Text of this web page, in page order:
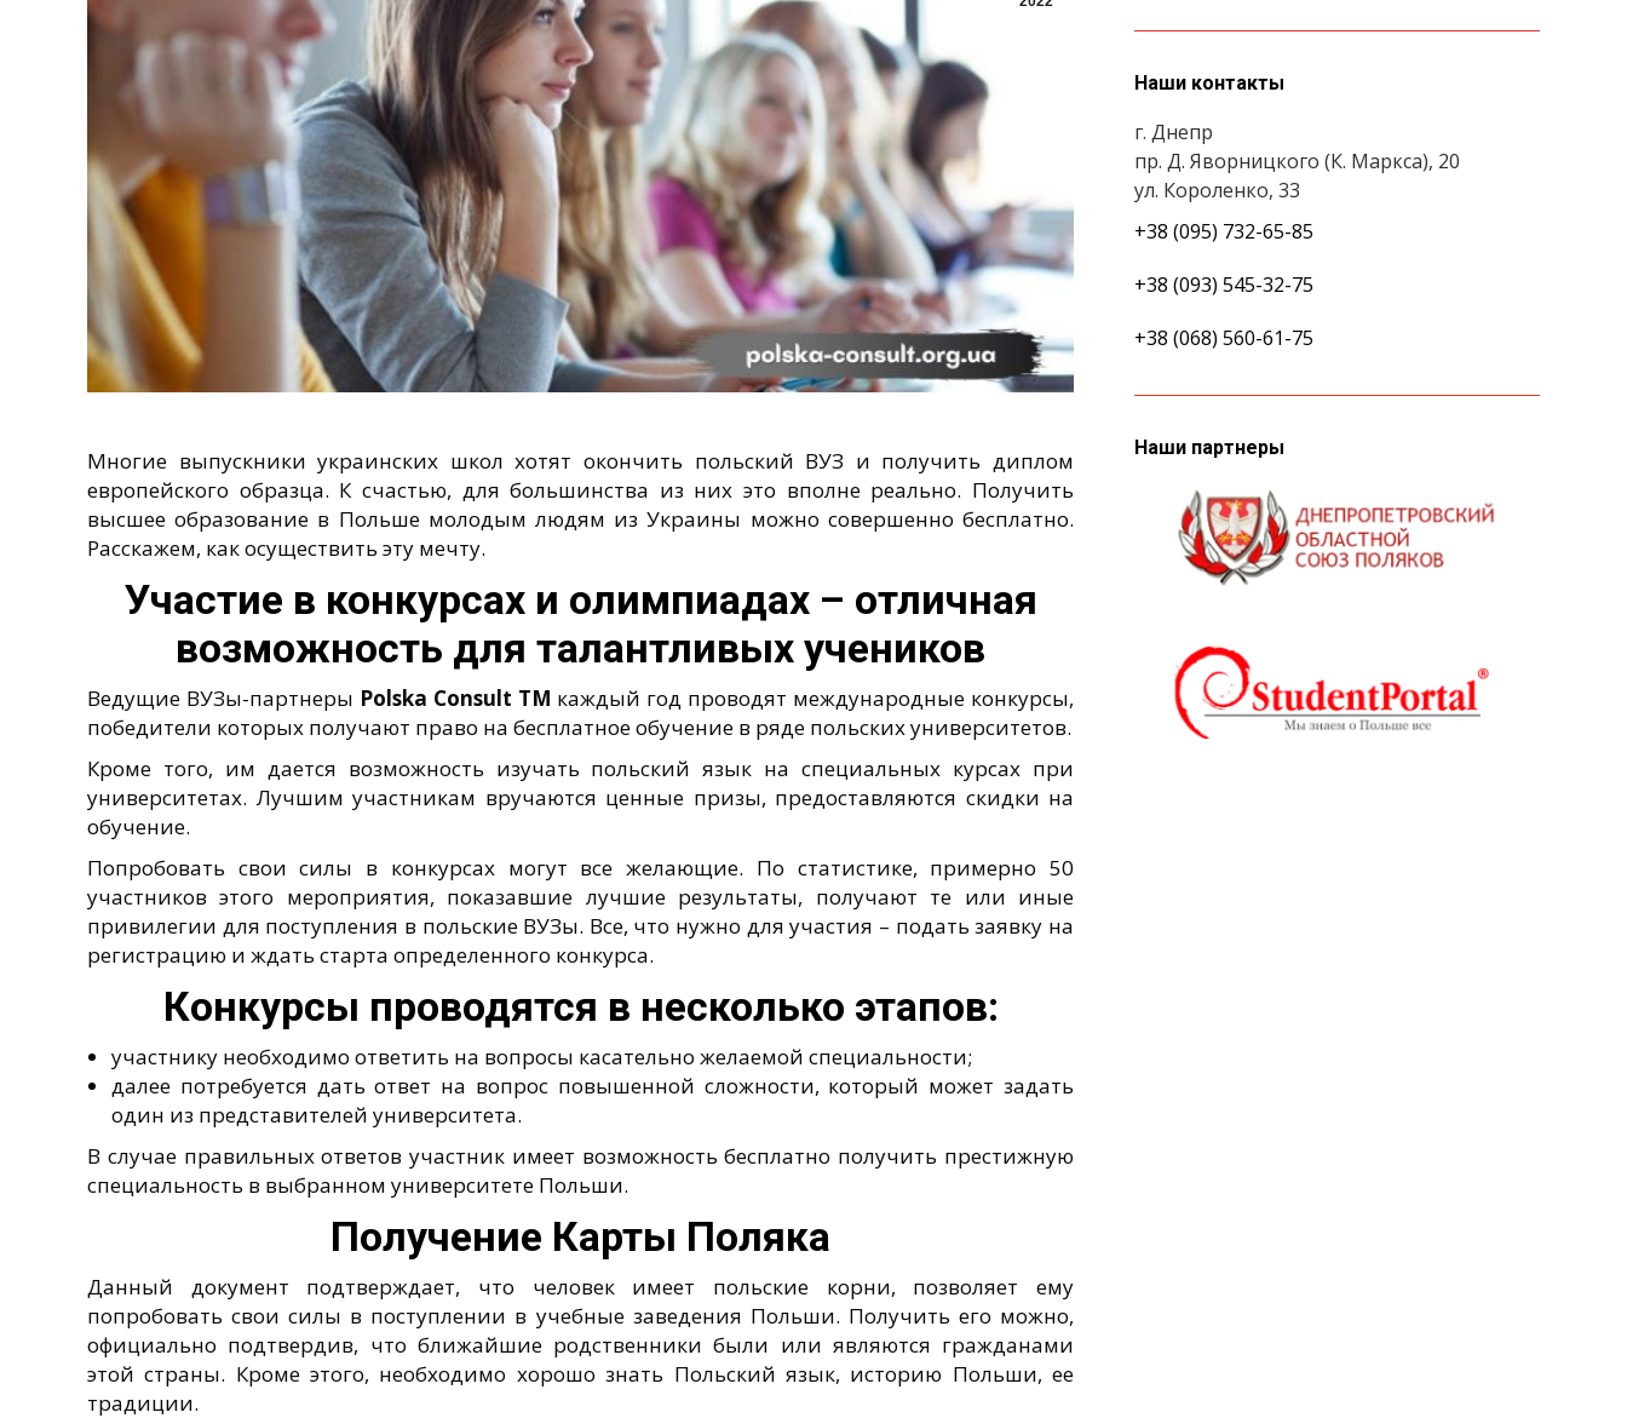
Многие выпускники украинских школ хотят окончить польский ВУЗ и получить диплом
европейского образца. К счастью, для большинства из них это вполне реально. Получить
высшее образование в Польше молодым людям из Украины можно совершенно бесплатно.
Расскажем, как осуществить эту мечту.
Участие в конкурсах и олимпиадах – отличная
возможность для талантливых учеников
Ведущие ВУЗы-партнеры Polska Consult TM каждый год проводят международные конкурсы,
победители которых получают право на бесплатное обучение в ряде польских университетов.
Кроме того, им дается возможность изучать польский язык на специальных курсах при
университетах. Лучшим участникам вручаются ценные призы, предоставляются скидки на
обучение.
Попробовать свои силы в конкурсах могут все желающие. По статистике, примерно 50
участников этого мероприятия, показавшие лучшие результаты, получают те или иные
привилегии для поступления в польские ВУЗы. Все, что нужно для участия – подать заявку на
регистрацию и ждать старта определенного конкурса.
Конкурсы проводятся в несколько этапов:
участнику необходимо ответить на вопросы касательно желаемой специальности;
далее потребуется дать ответ на вопрос повышенной сложности, который может задать
один из представителей университета.
В случае правильных ответов участник имеет возможность бесплатно получить престижную
специальность в выбранном университете Польши.
Получение Карты Поляка
Данный документ подтверждает, что человек имеет польские корни, позволяет ему
попробовать свои силы в поступлении в учебные заведения Польши. Получить его можно,
официально подтвердив, что ближайшие родственники были или являются гражданами
этой страны. Кроме этого, необходимо хорошо знать Польский язык, историю Польши, ее
традиции.
Наши контакты
г. Днепр
пр. Д. Яворницкого (К. Маркса), 20
ул. Короленко, 33
+38 (095) 732-65-85
+38 (093) 545-32-75
+38 (068) 560-61-75
Наши партнеры